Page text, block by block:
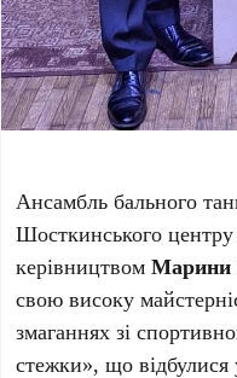
Ансамбль бального
Шосткинського
керівництвомМарини
свою високу
змаганнях зі
стежки», що відбулися